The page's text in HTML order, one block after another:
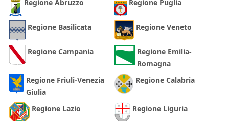
Regione Abruzzo Regione Puglia
Regione Basilicata Regione Veneto
Regione Campania
Regione Emilia-
Romagna
Regione Friuli-Venezia
Giulia
Regione Calabria
Regione Lazio Regione Liguria